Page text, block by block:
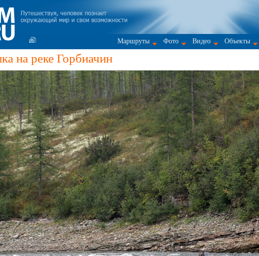
Маршруты Фото Видео Объекты
на реке Горбиачин